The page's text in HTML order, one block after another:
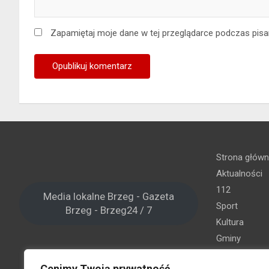
Zapamiętaj moje dane w tej przeglądarce podczas
Media lokalne Brzeg - Gazeta
Brzeg - Brzeg24 / 7
Strona
Aktualności
112
Sport
Kultura
Gminy